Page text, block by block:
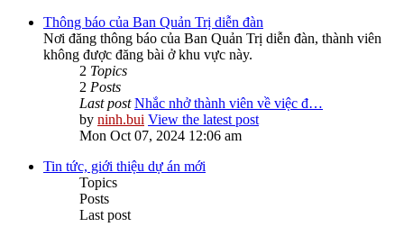
Thông báo của Ban Quản Trị diễn đàn
Nơi đăng thông báo của Ban Quản Trị diễn đàn, thành viên
không được đăng bài ở khu vực này.
2 Topics
2 Posts
Last post Nhắc nhở thành viên về việc đ…
by ninh.bui View the latest post
Mon Oct 07, 2024 12:06 am
Tin tức, giới thiệu dự án mới
Topics
Posts
Last post